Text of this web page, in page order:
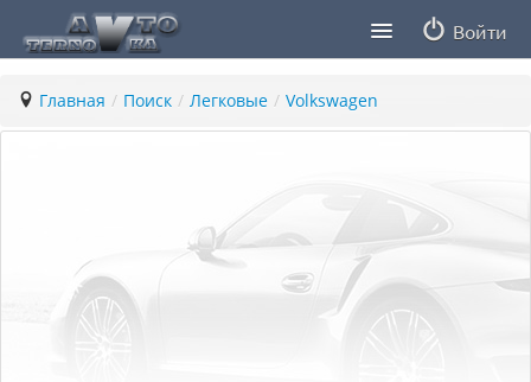
Войти
Статьи
Главная / Поиск / Легковые / Volkswagen